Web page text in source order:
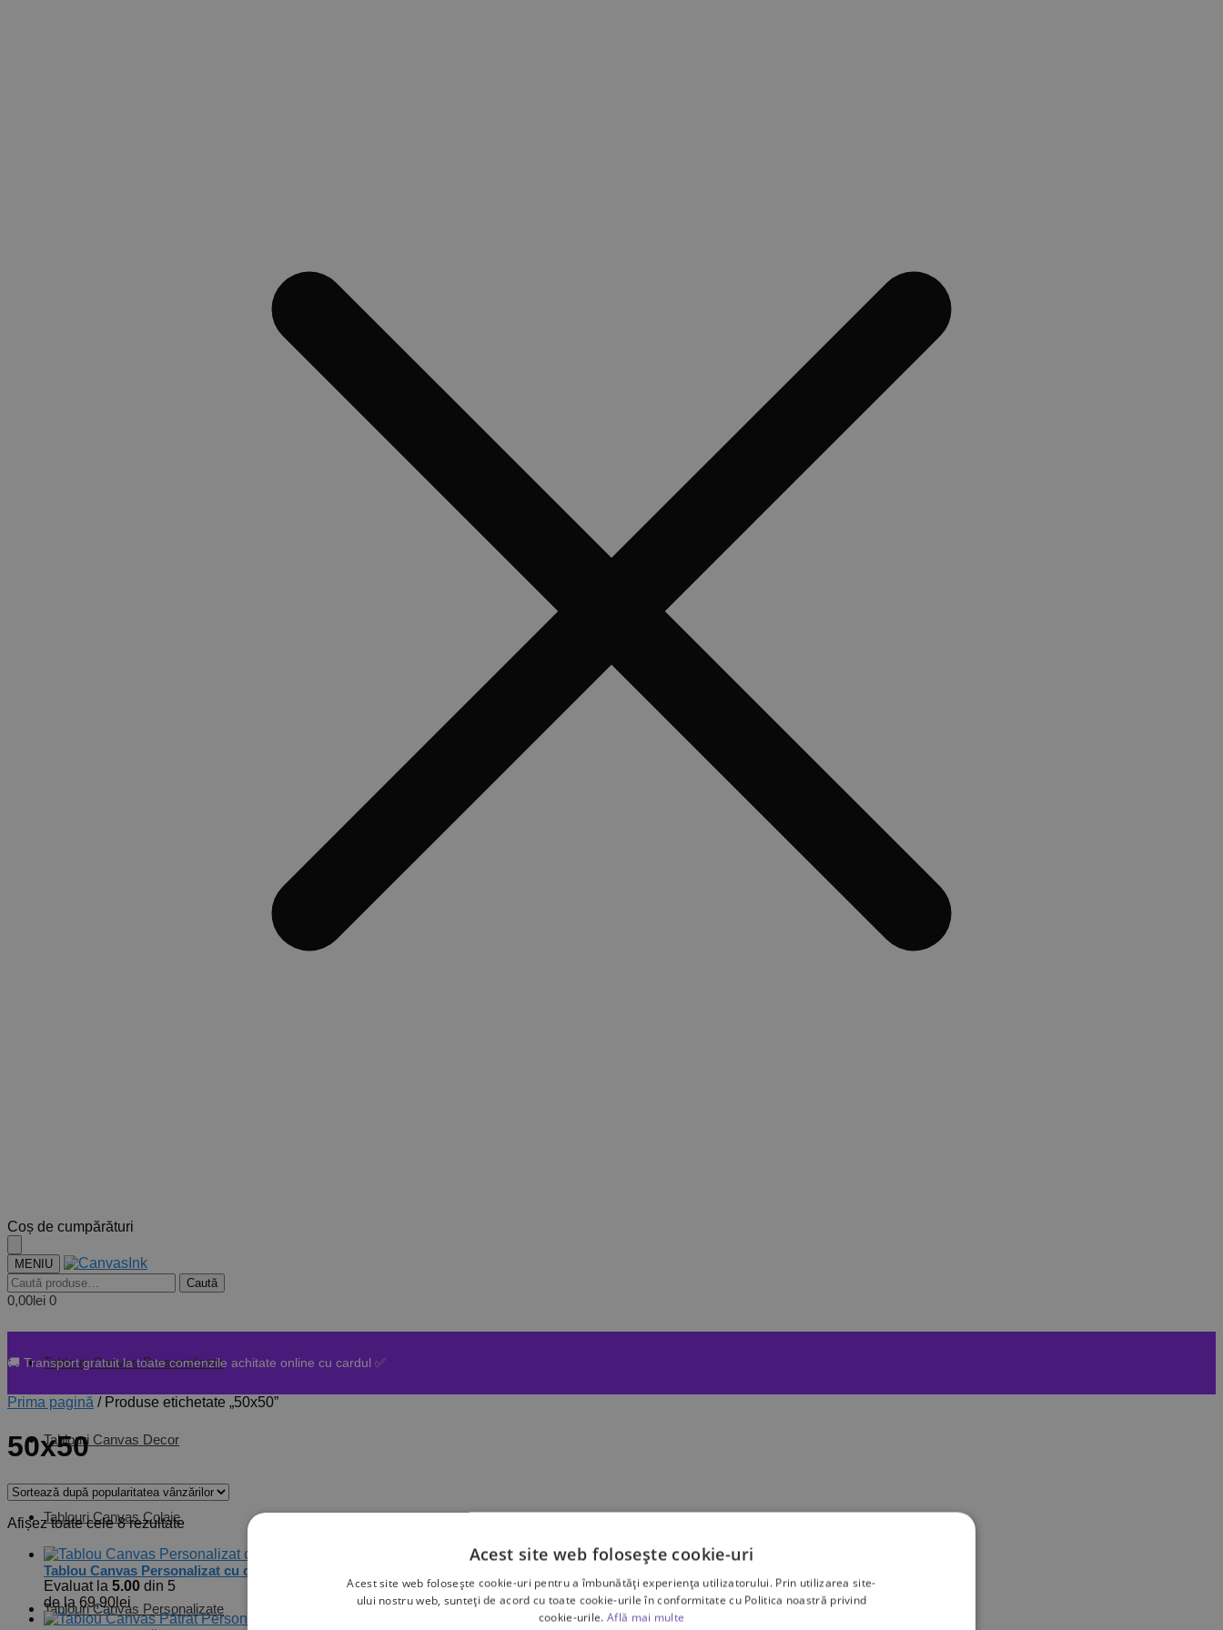
Skip
to
navigation
Skip
to
content
Coș de cumpărături
MENIU
Caută
după:
Caută
0,00lei 0
Tablouri Canvas Personalizate
Tablouri Canvas Decor
Tablouri Canvas Colaje
Tablouri Canvas Personalizate
🚚 Transport gratuit la toate comenzile achitate online cu cardul ✅
Prima pagină / Produse etichetate „50x50”
50x50
Afișez toate cele 8 rezultate
popularitate
Tablou Canvas Personalizat cu o poză Pătrat – Diferite dimensiuni
Evaluat la 5.00 din 5
de la 69,90 lei
Acest site web folosește cookie-uri
Acest site web folosește cookie-uri pentru a îmbunătăți experiența utilizatorului. Prin utilizarea site-
ului nostru web, sunteți de acord cu toate cookie-urile în conformitate cu Politica noastră privind
cookie-urile. Află mai multe